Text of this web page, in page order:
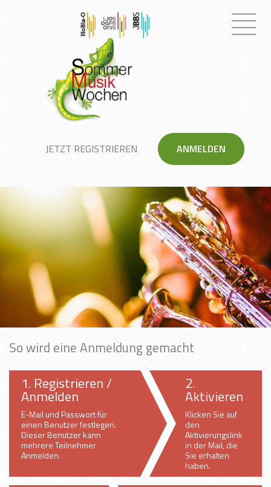
JETZT REGISTRIEREN ANMELDEN
So wird eine Anmeldung gemacht
1. Registrieren /
Anmelden
E-Mail und Passwort für
einen Benutzer festlegen.
Dieser Benutzer kann
mehrere Teilnehmer
Anmelden.
2.
Aktivieren
Klicken Sie auf
den
Aktivierungslink
in der Mail, die
Sie erhalten
haben.